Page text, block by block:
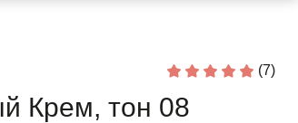
(7)
Крем, тон 08